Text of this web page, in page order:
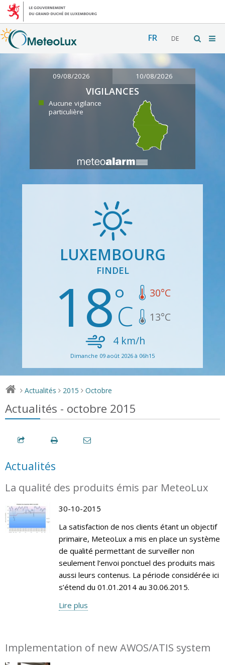
FR DE
09/08/2026 10/08/2026
VIGILANCES
Aucune vigilance
particulière
LUXEMBOURG
FINDEL
18 30°C
13°C
4 km/h
Dimanche 09 août 2026 à 06h15
> Actualités > 2015 > Octobre
Actualités - octobre 2015
Actualités
La qualité des produits émis par MeteoLux
30-10-2015
La satisfaction de nos clients étant un objectif
primaire, MeteoLux a mis en place un système
de qualité permettant de surveiller non
seulement l’envoi ponctuel des produits mais
aussi leurs contenus. La période considérée ici
s’étend du 01.01.2014 au 30.06.2015.
Lire plus
Implementation of new AWOS/ATIS system